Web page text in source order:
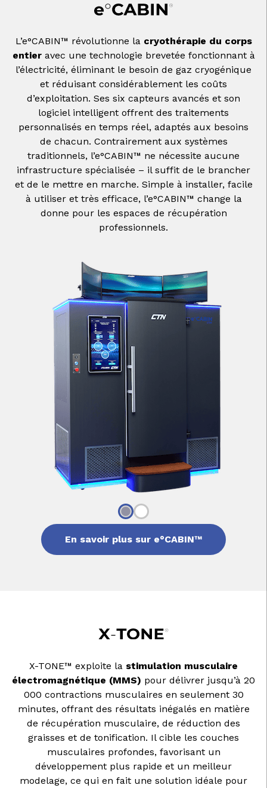
L’e°CABIN™ révolutionne la cryothérapie du corps
entieravec une technologie brevetée fonctionnant à
l’électricité, éliminant le besoin de gaz cryogénique
et réduisant considérablement les coûts
d’exploitation. Ses six capteurs avancés et son
logiciel intelligent offrent des traitements
personnalisés en temps réel, adaptés aux besoins
de chacun. Contrairement aux systèmes
traditionnels, l’e°CABIN™ ne nécessite aucune
infrastructure spécialisée – il suffit de le brancher
et de le mettre en marche. Simple à installer, facile
à utiliser et très efficace, l’e°CABIN™ change la
donne pour les espaces de récupération
professionnels.
En savoir plus sur e°CABIN™
X-TONE™ exploite la stimulation musculaire
électromagnétique (MMS) pour délivrer jusqu’à 20
000 contractions musculaires en seulement 30
minutes, offrant des résultats inégalés en matière
de récupération musculaire, de réduction des
graisses et de tonification. Il cible les couches
musculaires profondes, favorisant un
développement plus rapide et un meilleur
modelage, ce qui en fait une solution idéale pour